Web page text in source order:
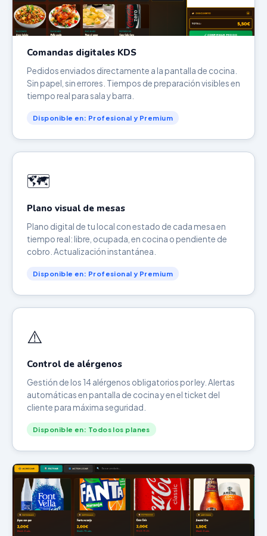
Comandas digitales KDS
Pedidos enviados directamente a la pantalla de cocina.
Sin papel, sin errores. Tiempos de preparación visibles en
tiempo real para sala y barra.
Disponible en: Profesional y Premium
🗺️
Plano visual de mesas
Plano digital de tu local con estado de cada mesa en
tiempo real: libre, ocupada, en cocina o pendiente de
cobro. Actualización instantánea.
Disponible en: Profesional y Premium
⚠️
Control de alérgenos
Gestión de los 14 alérgenos obligatorios por ley. Alertas
automáticas en pantalla de cocina y en el ticket del
cliente para máxima seguridad.
Disponible en: Todos los planes